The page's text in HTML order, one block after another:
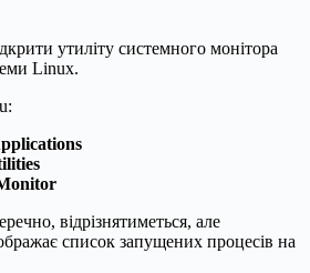
утиліту системного монітора
Linux.
відрізнятиметься, але
список запущених процесів на